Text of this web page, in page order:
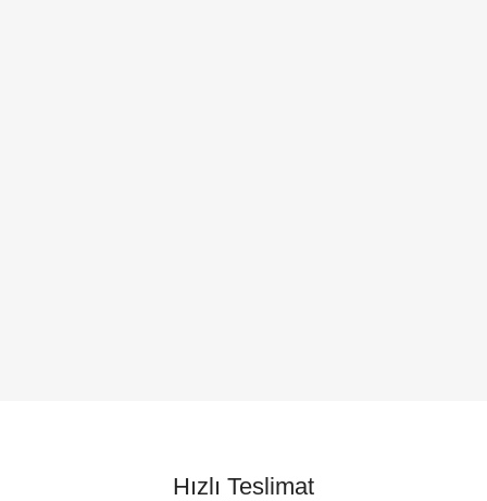
Hızlı Teslimat